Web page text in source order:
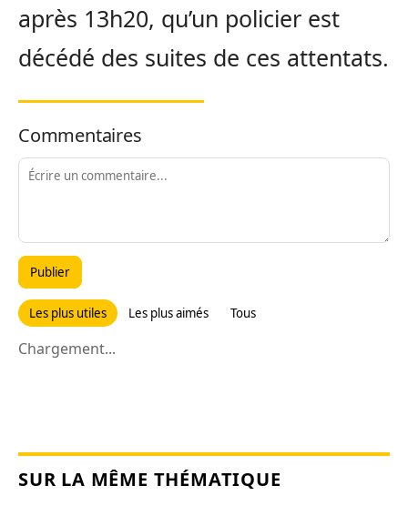
après 13h20, qu’un policier est
décédé des suites de ces attentats.
Commentaires
Publier
Les plus utiles Les plus aimés Tous
Chargement...
SUR LA MÊME THÉMATIQUE